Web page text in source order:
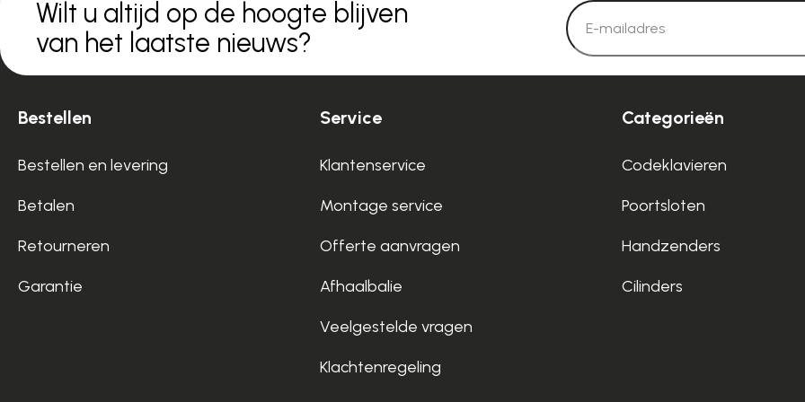
Wilt u altijd op de hoogte blijven
van het laatste nieuws?
Bestellen
Bestellen en levering
Betalen
Retourneren
Garantie
Service
Klantenservice
Montage service
Offerte aanvragen
Afhaalbalie
Veelgestelde vragen
Klachtenregeling
Categorieën
Codeklavieren
Poortsloten
Handzenders
Cilinders